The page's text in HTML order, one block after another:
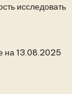
исследовать
на 13.08.2025